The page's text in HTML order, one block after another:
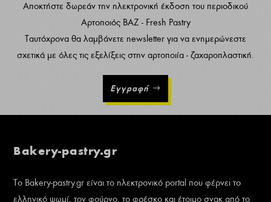
Αποκτήστε δωρεάν την ηλεκτρονική έκδοση του περιοδικού
Αρτοποιός ΒΑΖ - Fresh Pastry
Ταυτόχρονα θα λαμβάνετε newsletter για να ενημερώνεστε
σχετικά με όλες τις εξελίξεις στην αρτοποιία - ζαχαροπλαστική.
Εγγραφή
Bakery-pastry.gr
Το Bakery-pastry.gr είναι το ηλεκτρονικό portal που φέρνει το
ελληνικό ψωμί, τον φούρνο, το φρέσκο και έτοιμο σνακ από το